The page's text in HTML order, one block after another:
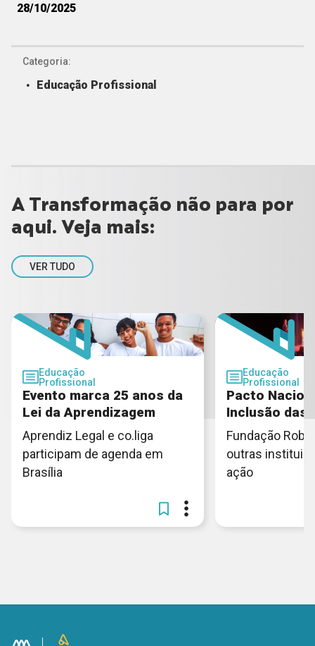
28/10/2025
Categoria:
Educação Profissional
A Transformação não para por
aqui. Veja mais:
VER TUDO
Educação
Profissional
Evento marca 25 anos da
Lei da Aprendizagem
Aprendiz Legal e co.liga
participam de agenda em
Brasília
Educação
Profissional
Pacto
Inclusão das
Fundação
outras
ação